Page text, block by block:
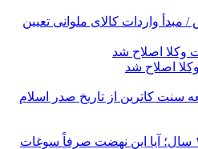
واردات کالای ملوانی تعیین
اصلاح شد
کاترین از تاریخ صدر اسلام
بازخوانی مشروطه پس از ۱۲۰ سال؛ آیا این نهضت صرفاً سوغات